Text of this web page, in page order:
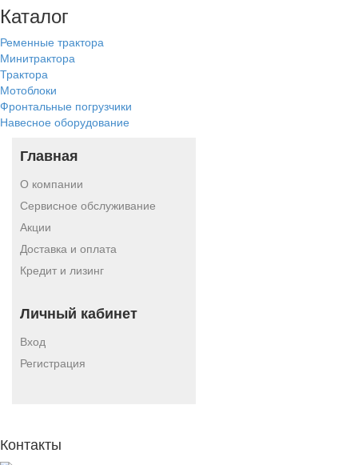
Каталог
Ременные трактора
Минитрактора
Трактора
Мотоблоки
Фронтальные погрузчики
Навесное оборудование
Главная
О компании
Сервисное обслуживание
Акции
Доставка и оплата
Кредит и лизинг
Личный кабинет
Вход
Регистрация
Контакты